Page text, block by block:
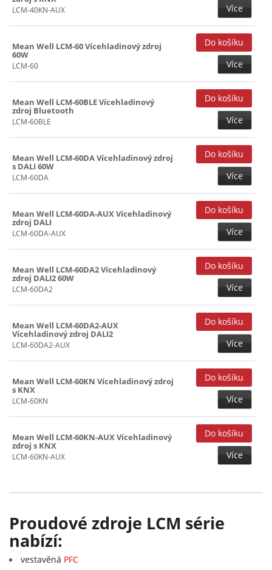
LCM-40KN-AUX Více
Mean Well LCM-60 Vícehladinový zdroj
60W
LCM-60 Více
Mean Well LCM-60BLE Vícehladinový
zdroj Bluetooth
LCM-60BLE Více
Mean Well LCM-60DA Vícehladinový zdroj
s DALI 60W
LCM-60DA Více
Mean Well LCM-60DA-AUX Vícehladinový
zdroj DALI
LCM-60DA-AUX Více
Mean Well LCM-60DA2 Vícehladinový
zdroj DALI2 60W
LCM-60DA2 Více
Mean Well LCM-60DA2-AUX
Vícehladinový zdroj DALI2
LCM-60DA2-AUX Více
Mean Well LCM-60KN Vícehladinový zdroj
s KNX
LCM-60KN Více
Mean Well LCM-60KN-AUX Vícehladinový
zdroj s KNX
LCM-60KN-AUX Více
Proudové zdroje LCM série
nabízí:
vestavěná PFC